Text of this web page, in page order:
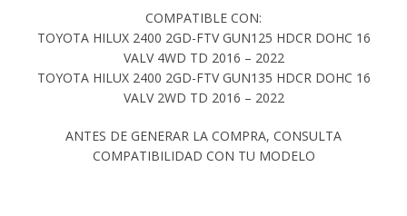
COMPATIBLE CON:
TOYOTA HILUX 2400 2GD-FTV GUN125 HDCR DOHC 16
VALV 4WD TD 2016 – 2022
TOYOTA HILUX 2400 2GD-FTV GUN135 HDCR DOHC 16
VALV 2WD TD 2016 – 2022
ANTES DE GENERAR LA COMPRA, CONSULTA
COMPATIBILIDAD CON TU MODELO